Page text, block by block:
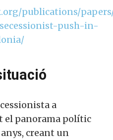
publications/
push-in-
a
el panorama polític
creant un